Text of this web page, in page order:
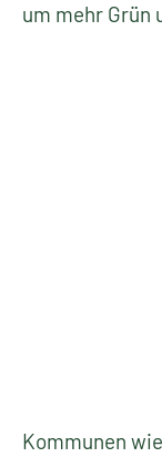
um mehr Grün
Kommunen